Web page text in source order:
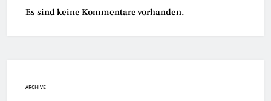
Es sind keine Kommentare vorhanden.
ARCHIVE